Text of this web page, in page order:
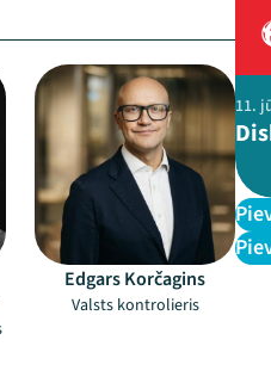
Edgars Korčagins
Valsts kontrolieris
11.